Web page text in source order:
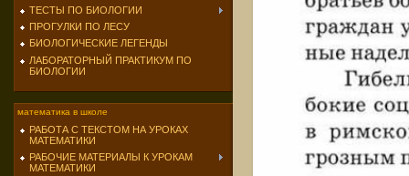
ТЕСТЫ ПО БИОЛОГИИ
ПРОГУЛКИ ПО ЛЕСУ
БИОЛОГИЧЕСКИЕ ЛЕГЕНДЫ
ЛАБОРАТОРНЫЙ ПРАКТИКУМ ПО
БИОЛОГИИ
математика в школе
РАБОТА С ТЕКСТОМ НА УРОКАХ
МАТЕМАТИКИ
РАБОЧИЕ МАТЕРИАЛЫ К УРОКАМ
МАТЕМАТИКИ